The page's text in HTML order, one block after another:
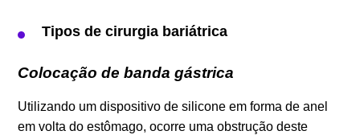
Tipos de cirurgia bariátrica
Colocação de banda gástrica
Utilizando um dispositivo de silicone em forma de anel
em volta do estômago, ocorre uma obstrução deste